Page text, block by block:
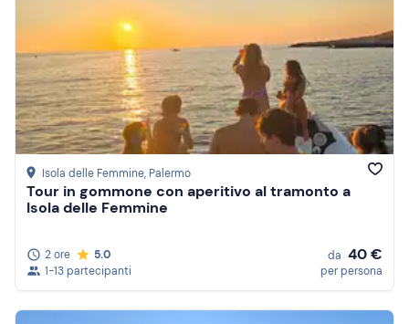
Prezzo (crescente)
Prezzo (decrescente)
Recensioni
Isola delle Femmine, Palermo
Tour in gommone con aperitivo al tramonto a
Isola delle Femmine
2 ore
5.0
1-13 partecipanti
da 40 €
per persona